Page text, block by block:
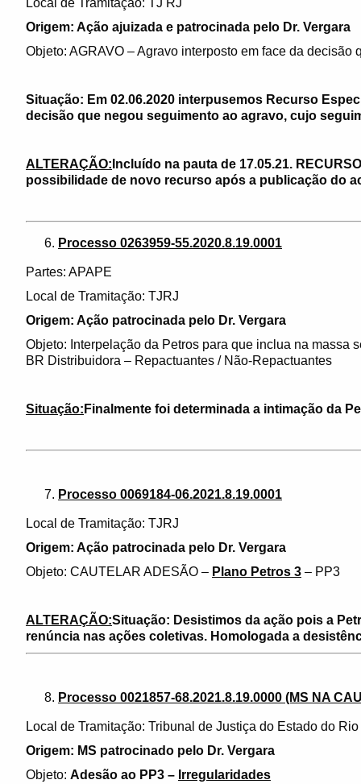
Local de Tramitação: TJ RJ
Origem: Ação ajuizada e patrocinada pelo Dr. Vergara
Objeto: AGRAVO – Agravo interposto em face da
Situação: Em 02.06.2020 interpusemos Recurso
decisão que negou seguimento ao agravo, cujo
ALTERAÇÃO: Incluído na pauta de 17.05.21.
possibilidade de novo recurso após a publicação do
Processo 0263959-55.2020.8.19.0001
Partes: APAPE
Local de Tramitação: TJRJ
Origem: Ação patrocinada pelo Dr. Vergara
Objeto: Interpelação da Petros para que inclua na massa
BR Distribuidora – Repactuantes / Não-Repactuantes
Situação: Finalmente foi determinada a intimação da
Processo 0069184-06.2021.8.19.0001
Local de Tramitação: TJRJ
Origem: Ação patrocinada pelo Dr. Vergara
Objeto: CAUTELAR ADESÃO – Plano Petros 3 – PP3
ALTERAÇÃO:Situação: Desistimos da ação pois a
renúncia nas ações coletivas. Homologada a
Processo 0021857-68.2021.8.19.0000 (MS NA
Local de Tramitação: Tribunal de Justiça do Estado do
Origem: MS patrocinado pelo Dr. Vergara
Objeto: Adesão ao PP3 – Irregularidades